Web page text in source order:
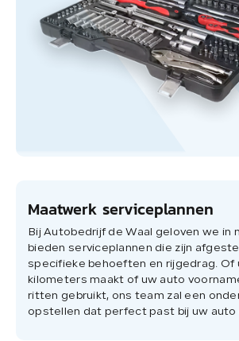
Maatwerk serviceplannen
Bij Autobedrijf de Waal geloven we in
bieden serviceplannen die zijn
specifieke behoeften en rijgedrag. Of
kilometers maakt of uw auto
ritten gebruikt, ons team zal een
opstellen dat perfect past bij uw auto